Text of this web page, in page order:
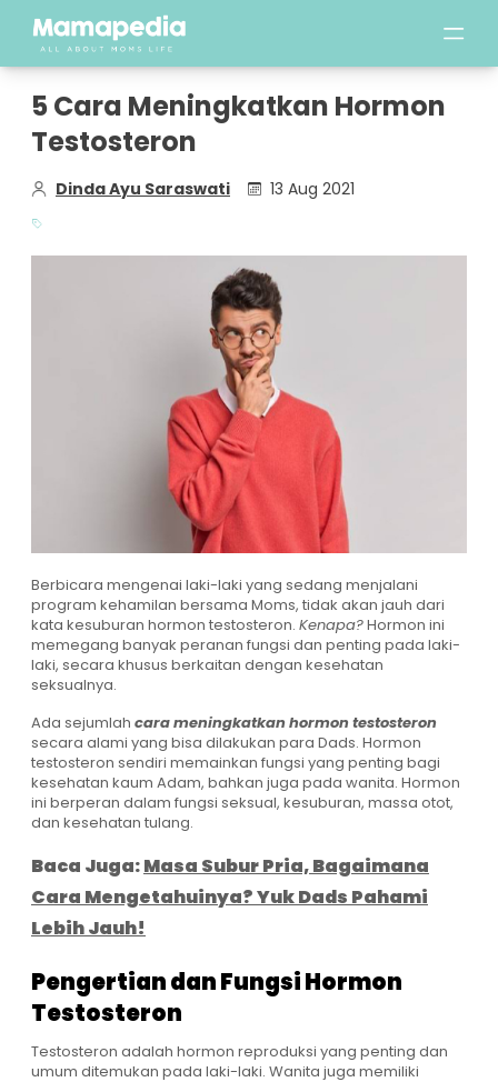
5 Cara Meningkatkan Hormon
Testosteron
Dinda Ayu Saraswati 13 Aug 2021
Berbicara mengenai laki-laki yang sedang menjalani
program kehamilan bersama Moms, tidak akan jauh dari
kata kesuburan hormon testosteron. Kenapa?Hormon ini
memegang banyak peranan fungsi dan penting pada laki-
laki, secara khusus berkaitan dengan kesehatan
seksualnya.
Ada sejumlah cara meningkatkan hormon testosteron
secara alami yang bisa dilakukan para Dads. Hormon
testosteron sendiri memainkan fungsi yang penting bagi
kesehatan kaum Adam, bahkan juga pada wanita. Hormon
ini berperan dalam fungsi seksual, kesuburan, massa otot,
dan kesehatan tulang.
Baca Juga:Masa Subur Pria, Bagaimana
Cara Mengetahuinya? Yuk Dads Pahami
Lebih Jauh!
Pengertian dan Fungsi Hormon
Testosteron
Testosteron adalah hormon reproduksi yang penting dan
umum ditemukan pada laki-laki. Wanita juga memiliki